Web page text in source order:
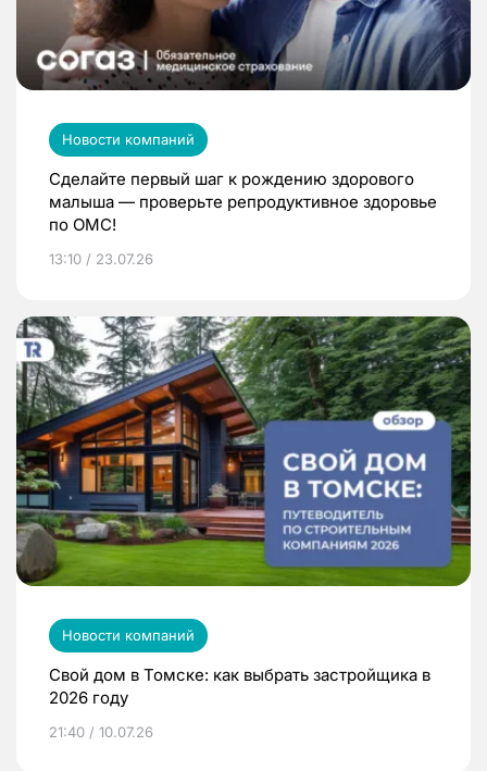
Новости компаний
Сделайте первый шаг к рождению здорового
малыша — проверьте репродуктивное здоровье
по ОМС!
13:10 / 23.07.26
Новости компаний
Свой дом в Томске: как выбрать застройщика в
2026 году
21:40 / 10.07.26